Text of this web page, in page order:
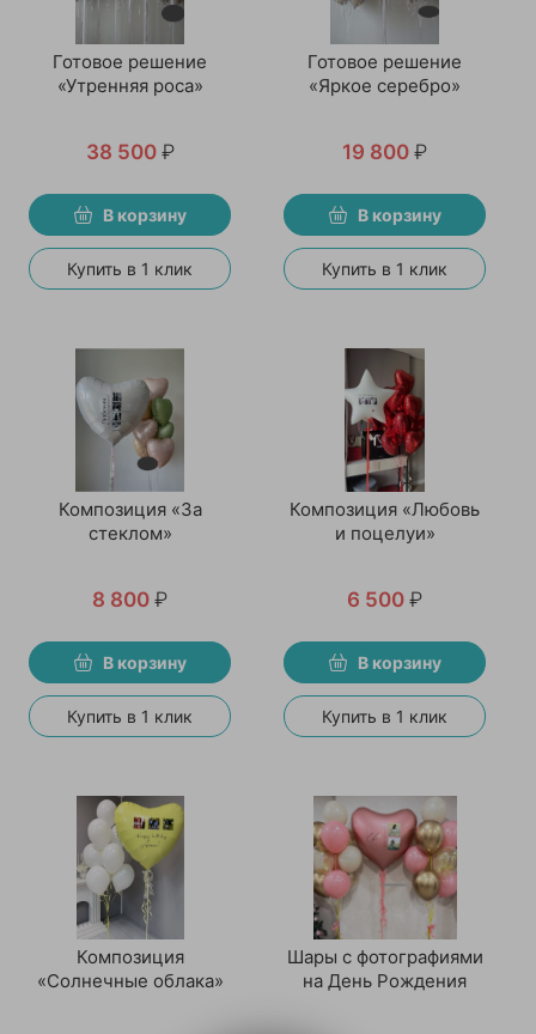
Готовое решение
«Утренняя роса»
38 500 ₽
В корзину
Купить в 1 клик
Готовое решение
«Яркое серебро»
19 800 ₽
В корзину
Купить в 1 клик
Композиция «За
стеклом»
8 800 ₽
В корзину
Купить в 1 клик
Композиция «Любовь
и поцелуи»
6 500 ₽
В корзину
Купить в 1 клик
Композиция
«Солнечные облака»
Шары с фотографиями
на День Рождения